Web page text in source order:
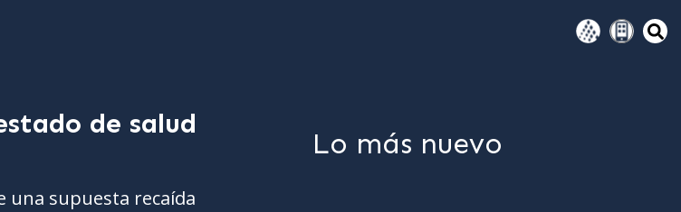
de salud
una supuesta recaída
Lo más nuevo